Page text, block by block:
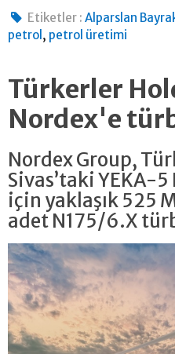
Etiketler : Alparslan
petrol , petrol üretimi
Türkerler
Nordex'e
Nordex Group,
Sivas’taki YEKA-
için yaklaşık 525
adet N175/6.X